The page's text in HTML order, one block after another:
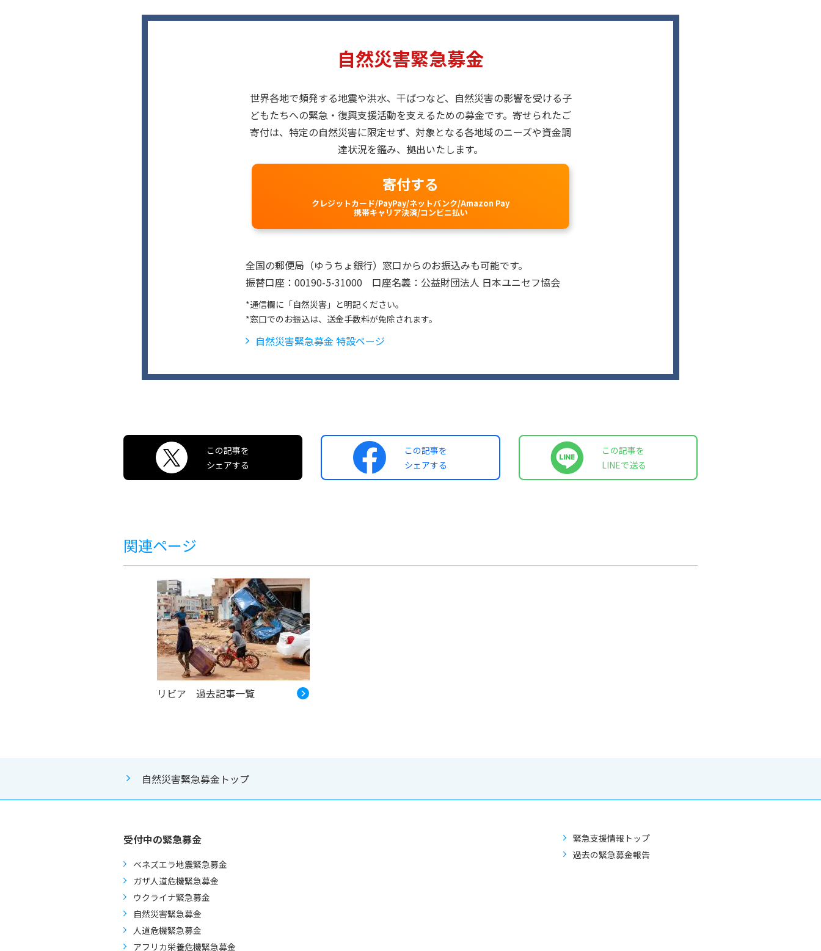
自然災害緊急募金
世界各地で頻発する地震や洪水、干ばつなど、自然災害の影響を受ける子
どもたちへの緊急・復興支援活動を支えるための募金です。寄せられたご
寄付は、特定の自然災害に限定せず、対象となる各地域のニーズや資金調
達状況を鑑み、拠出いたします。
寄付する
クレジットカード/PayPay/ネットバンク/Amazon Pay
携帯キャリア決済/コンビニ払い
全国の郵便局（ゆうちょ銀行）窓口からのお振込みも可能です。
振替口座：00190-5-31000 口座名義：公益財団法人 日本ユニセフ協会
*通信欄に「自然災害」と明記ください。
*窓口でのお振込は、送金手数料が免除されます。
自然災害緊急募金 特設ページ
この記事を
シェアする
この記事を
シェアする
この記事を
LINEで送る
関連ページ
リビア 過去記事一覧
自然災害緊急募金トップ
受付中の緊急募金
ベネズエラ地震緊急募金
ガザ人道危機緊急募金
ウクライナ緊急募金
自然災害緊急募金
人道危機緊急募金
アフリカ栄養危機緊急募金
緊急支援情報トップ
過去の緊急募金報告